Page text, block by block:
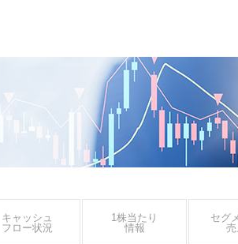
キャッシュ
フロー状況
1株当たり
情報
セグ
売